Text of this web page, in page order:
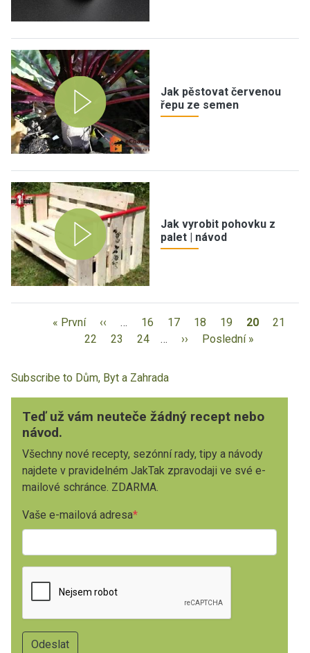
Jak pěstovat červenou
řepu ze semen
Jak vyrobit pohovku z
palet | návod
« První ‹‹ … 16 17 18 19 20
21
22
23 24 … ›› Poslední »
Subscribe to Dům, Byt a Zahrada
Teď už vám neuteče žádný recept nebo
návod.
Všechny nové recepty, sezónní rady, tipy a návody
najdete v pravidelném JakTak zpravodaji ve své e-
mailové schránce. ZDARMA.
Vaše e-mailová adresa